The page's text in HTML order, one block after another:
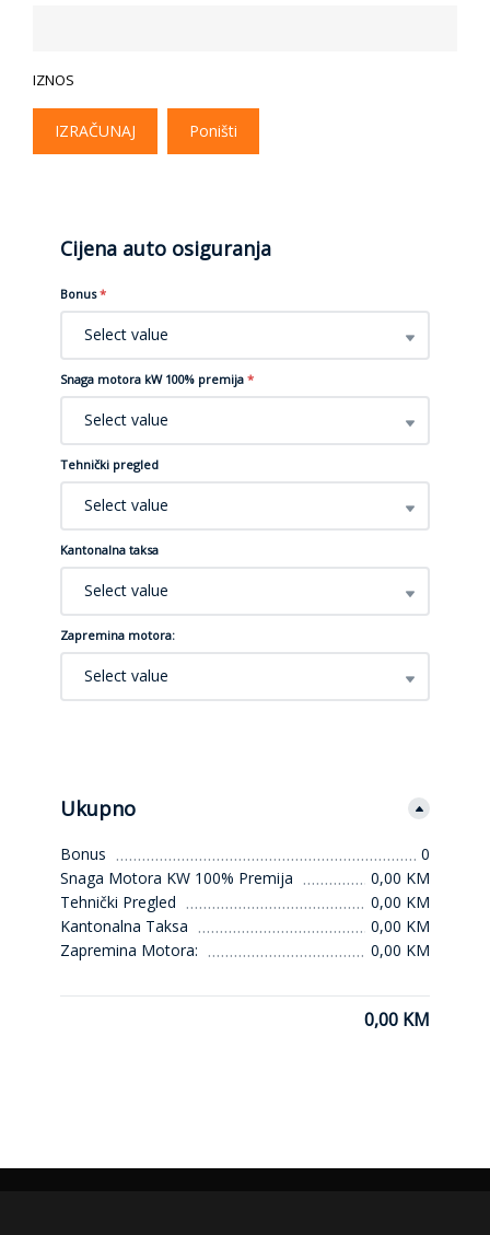
IZNOS
IZRAČUNAJ Poništi
Cijena auto osiguranja
Bonus *
Select value
Snaga motora kW 100% premija *
Select value
Tehnički pregled
Select value
Kantonalna taksa
Select value
Zapremina motora:
Select value
Ukupno
Bonus
0
Snaga Motora KW 100% Premija
0,00 KM
Tehnički Pregled
0,00 KM
Kantonalna Taksa
0,00 KM
Zapremina Motora:
0,00 KM
0,00 KM